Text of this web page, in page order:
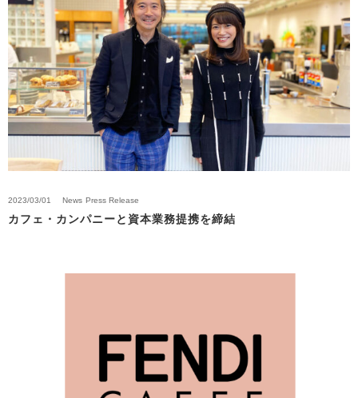
2023/03/01 News Press Release
カフェ・カンパニーと資本業務提携を締結